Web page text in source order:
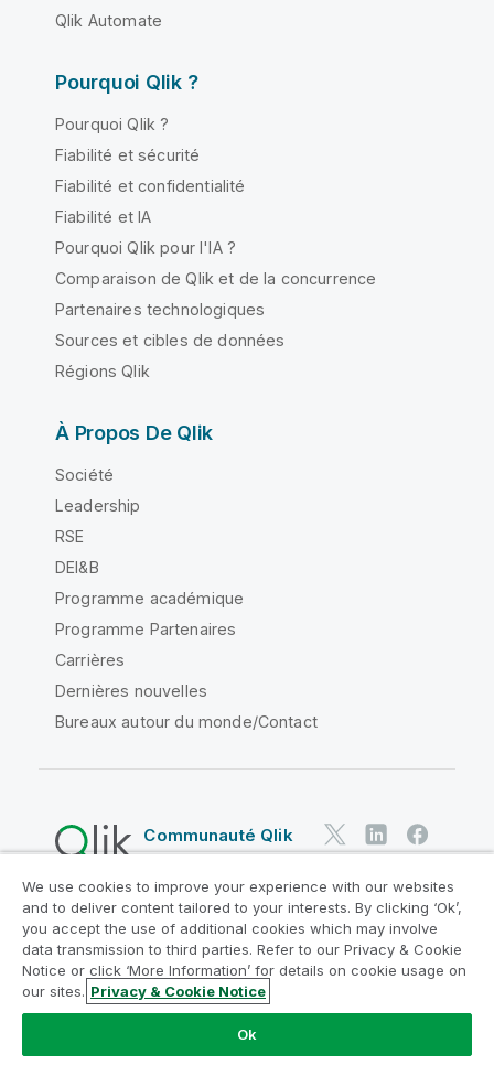
Qlik Automate
Pourquoi Qlik ?
Pourquoi Qlik ?
Fiabilité et sécurité
Fiabilité et confidentialité
Fiabilité et IA
Pourquoi Qlik pour l'IA ?
Comparaison de Qlik et de la concurrence
Partenaires technologiques
Sources et cibles de données
Régions Qlik
À Propos De Qlik
Société
Leadership
RSE
DEI&B
Programme académique
Programme Partenaires
Carrières
Dernières nouvelles
Bureaux autour du monde/Contact
Communauté Qlik
Contrats juridiques
Conditions d'utilisation des produits
Legal Policies
Conditions légales
Conditions d'utilisation
Marques
Do Not Share My Info
Copyright © 1993-2026 QlikTech International AB. Tous
We use cookies to improve your experience with our websites
and to deliver content tailored to your interests. By clicking ‘Ok’,
you accept the use of additional cookies which may involve
data transmission to third parties. Refer to our Privacy & Cookie
Notice or click ‘More Information’ for details on cookie usage on
our sites. Privacy & Cookie Notice
Ok